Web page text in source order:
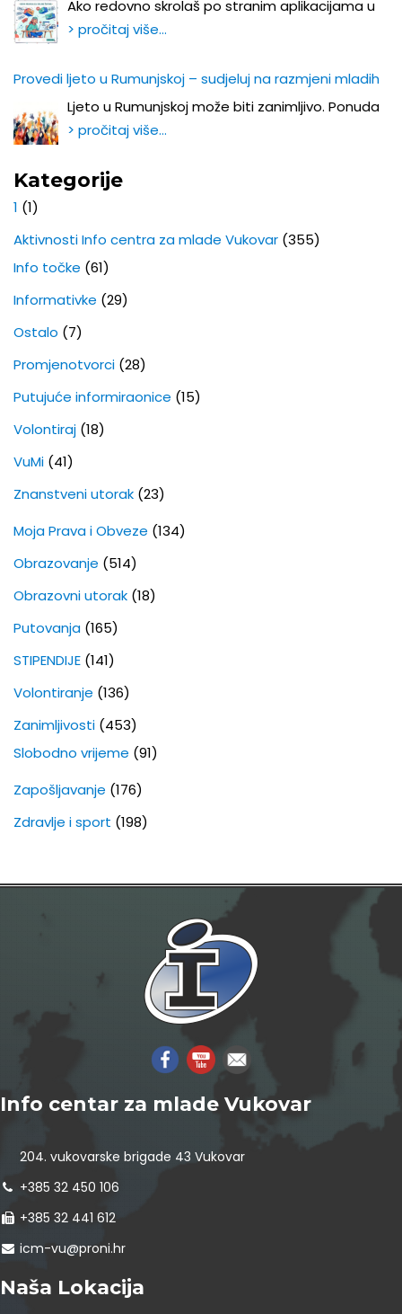
Ako redovno skrolaš po stranim aplikacijama u
> pročitaj više…
Provedi ljeto u Rumunjskoj – sudjeluj na razmjeni mladih
Ljeto u Rumunjskoj može biti zanimljivo. Ponuda
> pročitaj više…
Kategorije
1 (1)
Aktivnosti Info centra za mlade Vukovar (355)
Info točke (61)
Informativke (29)
Ostalo (7)
Promjenotvorci (28)
Putujuće informiraonice (15)
Volontiraj (18)
VuMi (41)
Znanstveni utorak (23)
Moja Prava i Obveze (134)
Obrazovanje (514)
Obrazovni utorak (18)
Putovanja (165)
STIPENDIJE (141)
Volontiranje (136)
Zanimljivosti (453)
Slobodno vrijeme (91)
Zapošljavanje (176)
Zdravlje i sport (198)
Info centar za mlade Vukovar
204. vukovarske brigade 43 Vukovar
+385 32 450 106
+385 32 441 612
icm-vu@proni.hr
Naša Lokacija